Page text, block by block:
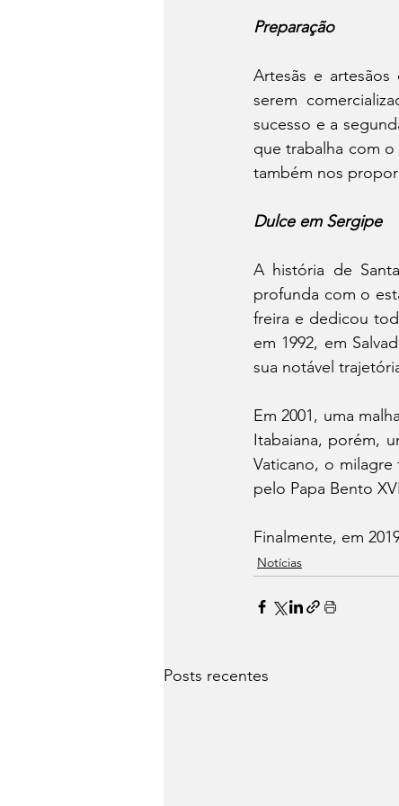
Preparação
Artesãs e
serem
sucesso e a
que trabalha com
também nos
Dulce em Sergipe
A história de
profunda com o
freira e dedicou
em 1992, em
sua notável
Em 2001, uma
Itabaiana, porém,
Vaticano, o milagre
pelo Papa Bento
Finalmente, em
Notícias
Posts recentes